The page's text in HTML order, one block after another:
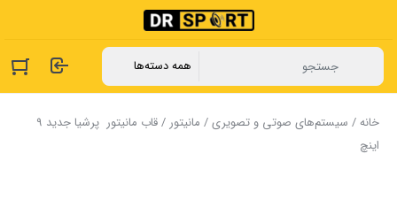
خانه/ سیستم‌های صوتی و تصویری/ مانیتور
/ قاب مانیتور ‏ ‏پرشیا ‏جدید 9
اینچ